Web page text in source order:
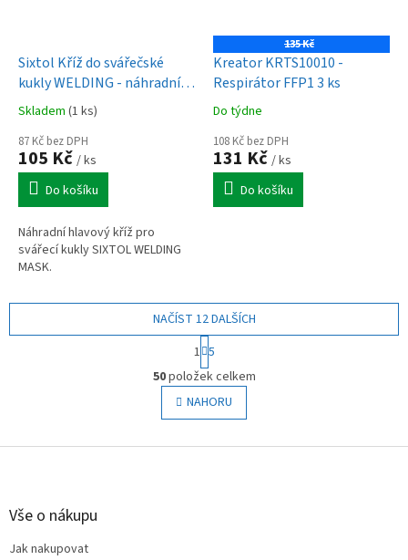
Sixtol Kříž do svářečské
kukly WELDING - náhradní
díl
Skladem (1 ks)
87 Kč bez DPH
105 Kč / ks
Do košíku
Náhradní hlavový kříž pro
svářecí kukly SIXTOL WELDING
MASK.
135 Kč
Kreator KRTS10010 -
Respirátor FFP1 3 ks
Do týdne
108 Kč bez DPH
131 Kč / ks
Do košíku
O
v
l
á
NAČÍST 12 DALŠÍCH
S
t
r
á
n
k
v
1 5
50položek celkem
NAHORU
Z
Vše o nákupu
Jak nakupovat